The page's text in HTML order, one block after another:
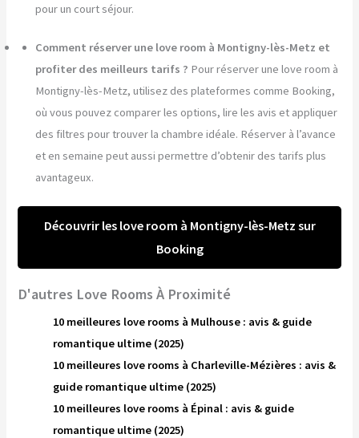
pour un court séjour.
Comment réserver une love room à Montigny-lès-Metz et
profiter des meilleurs tarifs ? Pour réserver une love room à
Montigny-lès-Metz, utilisez des plateformes comme Booking,
où vous pouvez comparer les options, lire les avis et appliquer
des filtres pour trouver la chambre idéale. Réserver à l’avance
et en semaine peut aussi permettre d’obtenir des tarifs plus
avantageux.
Découvrir les love room à Montigny-lès-Metz sur
Booking
D'autres Love Rooms À Proximité
10 meilleures love rooms à Mulhouse : avis & guide
romantique ultime (2025)
10 meilleures love rooms à Charleville-Mézières : avis &
guide romantique ultime (2025)
10 meilleures love rooms à Épinal : avis & guide
romantique ultime (2025)